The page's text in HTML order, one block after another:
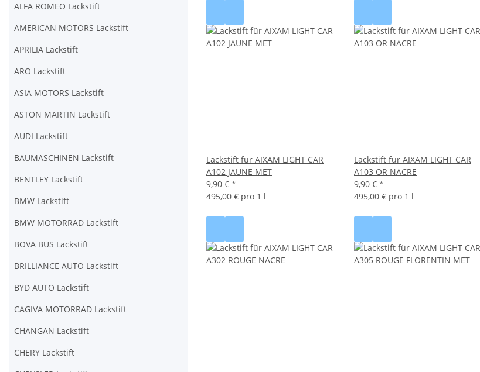
Lackstift für AIXAM LIGHT CAR
A102 JAUNE MET
9,90 € *
495,00 € pro 1 l
Lackstift für AIXAM LIGHT CAR
A103 OR NACRE
9,90 € *
495,00 € pro 1 l
ALFA ROMEO Lackstift
AMERICAN MOTORS Lackstift
APRILIA Lackstift
ARO Lackstift
ASIA MOTORS Lackstift
ASTON MARTIN Lackstift
AUDI Lackstift
BAUMASCHINEN Lackstift
BENTLEY Lackstift
BMW Lackstift
BMW MOTORRAD Lackstift
BOVA BUS Lackstift
BRILLIANCE AUTO Lackstift
BYD AUTO Lackstift
CAGIVA MOTORRAD Lackstift
CHANGAN Lackstift
CHERY Lackstift